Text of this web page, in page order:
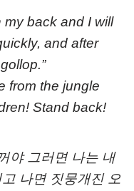
my back and I will
and after
from the jungle
Stand back!
야 그러면 나는 내
나면 짓뭉개진 오